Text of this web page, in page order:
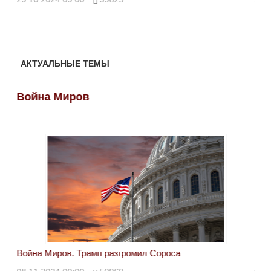
АКТУАЛЬНЫЕ ТЕМЫ
Война Миров
Война Миров. Трамп разгромил Сороса